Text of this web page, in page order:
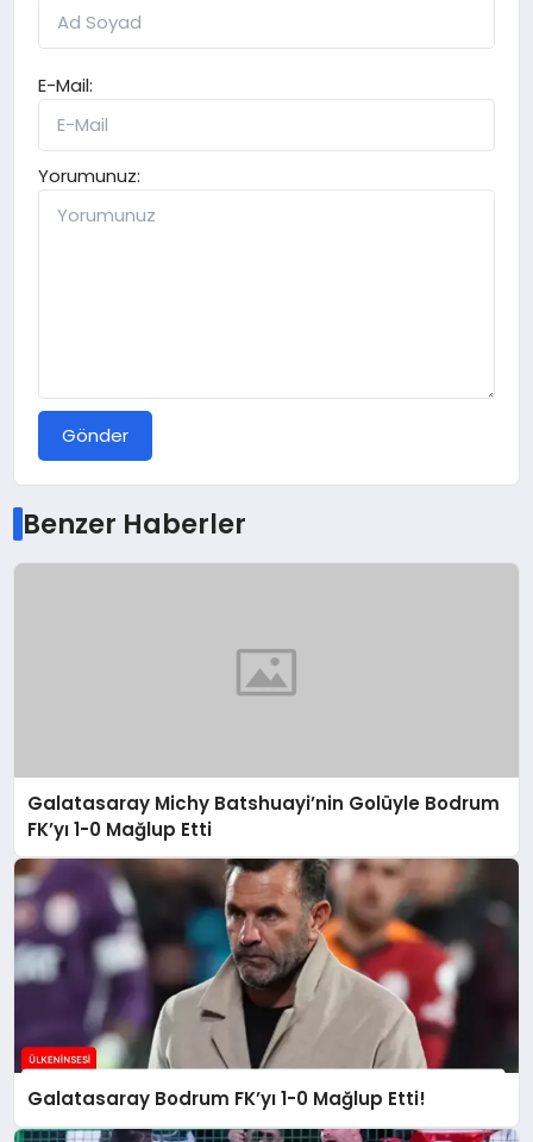
E-Mail:
Yorumunuz:
Gönder
Benzer Haberler
Galatasaray Michy Batshuayi’nin Golüyle Bodrum
FK’yı 1-0 Mağlup Etti
Galatasaray Bodrum FK’yı 1-0 Mağlup Etti!